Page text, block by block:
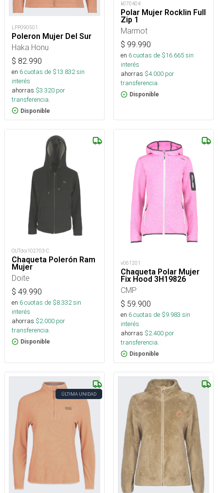
LPP090501
Poleron Mujer Del Sur
Haka Honu
$ 82.990
en 6cuotas de $13.832sin
interés
ahorras $3.320 por
transferencia.
Disponible
k070404
Polar Mujer Rocklin Full
Zip 1
Marmot
$ 99.990
en 6cuotas de $16.665sin
interés
ahorras $4.000 por
transferencia.
Disponible
OUTdoi102703-C
Chaqueta Polerón Ram
Mujer
Doite
$ 49.990
en 6cuotas de $8.332sin
interés
ahorras $2.000 por
transferencia.
Disponible
v061201
Chaqueta Polar Mujer
Fix Hood 3H19826
CMP
$ 59.900
en 6cuotas de $9.983 sin
interés
ahorras $2.400 por
transferencia.
Disponible
ÚLTIMA UNIDAD